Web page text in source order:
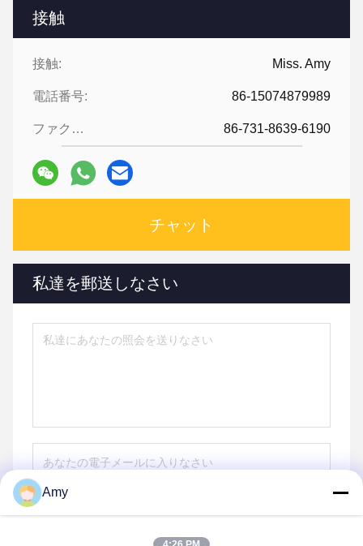
接触
接触: Miss. Amy
電話番号: 86-15074879989
ファクシミリ: 86-731-8639-6190
チャット
私達を郵送しなさい
Amy